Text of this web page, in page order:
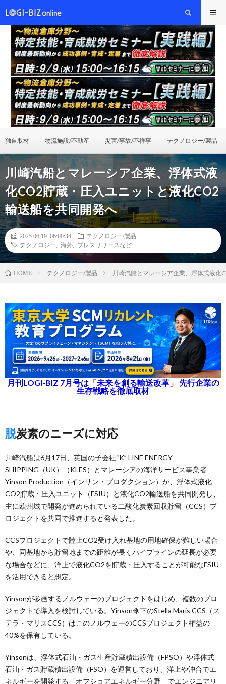
独自取材 物流施設/不動産 災害/事故/不祥事 テクノロジー/製品
川崎汽船とマレーシア企業、浮体式液
化CO2貯蔵・圧入ユニットと液化CO2
輸送船を共同開発へ
2025.06.19 06:00:34
テクノロジー/製品
テクノロジー
海外 プレスリリースなど
HOME テクノロジー/製品 川崎汽船とマレーシア企業、浮体式液化
月刊LOGI-BIZ 7月号は「未来を創る輸送改革」 先行企業の
生存戦略を徹底取材
脱炭素のニーズに対応
川崎汽船は6月17日、英国の子会社“K” LINE ENERGY
SHIPPING（UK）（KLES）とマレーシアの海洋サービス事業者
Yinson Production（インサン・プロダクション）が、浮体式液化
CO2貯蔵・圧入ユニット（FSIU）と液化CO2輸送船を共同開発し、
主に欧州域で開発が進められている二酸化炭素回収貯留（CCS）プ
ロジェクトを共同で推進すると発表した。
CCSプロジェクトで陸上CO2受け入れ基地の用地確保が難しい場合
や、同基地から貯留地までの距離が長くパイプラインの延長が必要
な場合などに、洋上で液化CO2を貯蔵・圧入することが可能なFSIU
を活用できると想定。
Yinsonが参画するノルウェーのプロジェクトをはじめ、複数のプロ
ジェクトで導入を検討している。Yinson傘下のStella Maris CCS（ス
テラ・マリスCCS）はこのノルウェーのCCSプロジェクト権益の
40%を保有している。
Yinsonは、浮体式石油・ガス生産貯蔵積出設備（FPSO）や浮体式
石油・ガス貯蔵積出設備（FSO）を運営しており、洋上や沖合でエ
ネルギーを開発する「オフショアエネルギー分野」でエンジニアリ